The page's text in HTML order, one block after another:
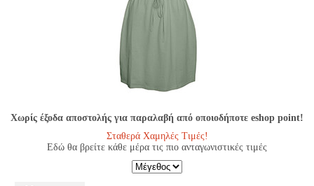
Χωρίς έξοδα αποστολής για παραλαβή από οποιοδήποτε eshop point!
Σταθερά Χαμηλές Τιμές!
Εδώ θα βρείτε κάθε μέρα τις πιο ανταγωνιστικές τιμές